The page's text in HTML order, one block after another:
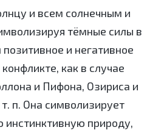
и всем солнечным и
тёмные силы в
и негативное
как в случае
и Пифона, Озириса и
п. Она символизирует
природу,